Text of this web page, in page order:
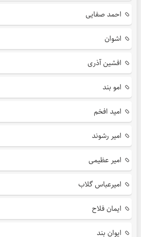
احمد صفایی
اشوان
افشین آذری
امو بند
امید افخم
امیر رشوند
امیر عظیمی
امیرعباس گلاب
ایمان فلاح
ایوان بند